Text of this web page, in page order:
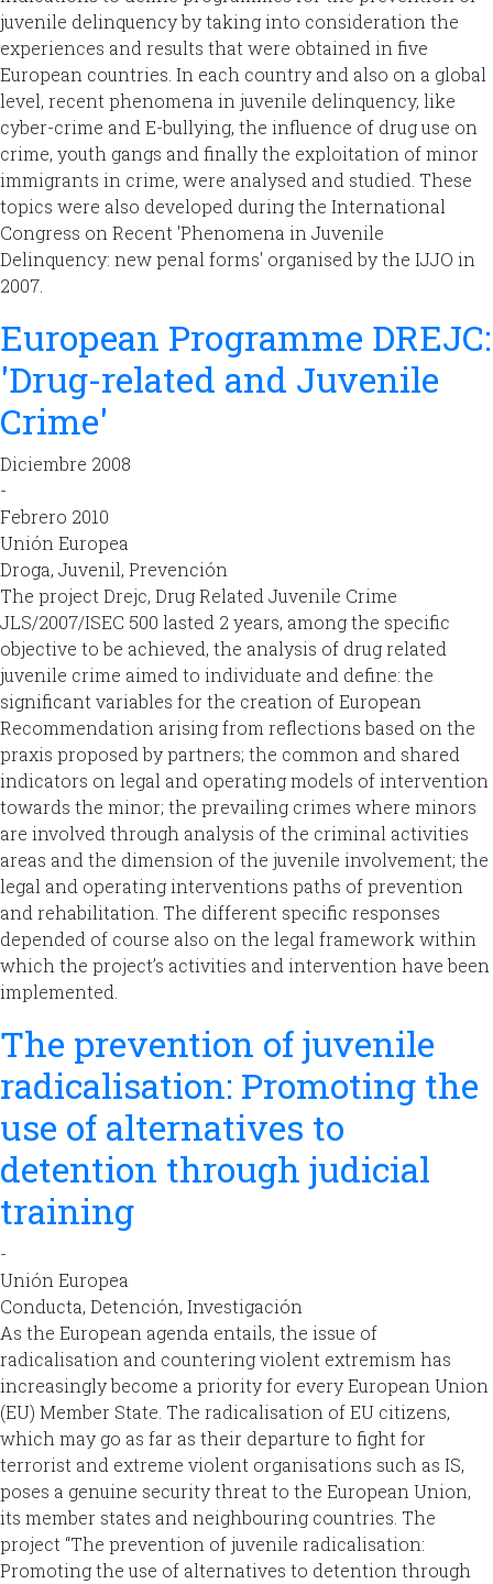
juvenile delinquency by taking into consideration the
experiences and results that were obtained in five
European countries. In each country and also on a global
level, recent phenomena in juvenile delinquency, like
cyber-crime and E-bullying, the influence of drug use on
crime, youth gangs and finally the exploitation of minor
immigrants in crime, were analysed and studied. These
topics were also developed during the International
Congress on Recent 'Phenomena in Juvenile
Delinquency: new penal forms' organised by the IJJO in
2007.
European Programme DREJC:
'Drug-related and Juvenile
Crime'
Diciembre 2008
-
Febrero 2010
Unión Europea
Droga, Juvenil, Prevención
The project Drejc, Drug Related Juvenile Crime
JLS/2007/ISEC 500 lasted 2 years, among the specific
objective to be achieved, the analysis of drug related
juvenile crime aimed to individuate and define: the
significant variables for the creation of European
Recommendation arising from reflections based on the
praxis proposed by partners; the common and shared
indicators on legal and operating models of intervention
towards the minor; the prevailing crimes where minors
are involved through analysis of the criminal activities
areas and the dimension of the juvenile involvement; the
legal and operating interventions paths of prevention
and rehabilitation. The different specific responses
depended of course also on the legal framework within
which the project’s activities and intervention have been
implemented.
The prevention of juvenile
radicalisation: Promoting the
use of alternatives to
detention through judicial
training
-
Unión Europea
Conducta, Detención, Investigación
As the European agenda entails, the issue of
radicalisation and countering violent extremism has
increasingly become a priority for every European Union
(EU) Member State. The radicalisation of EU citizens,
which may go as far as their departure to fight for
terrorist and extreme violent organisations such as IS,
poses a genuine security threat to the European Union,
its member states and neighbouring countries. The
project “The prevention of juvenile radicalisation:
Promoting the use of alternatives to detention through